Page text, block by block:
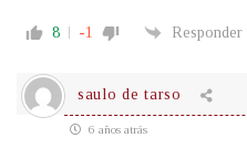
8 -1 Responder
saulo de tarso
6 años atrás